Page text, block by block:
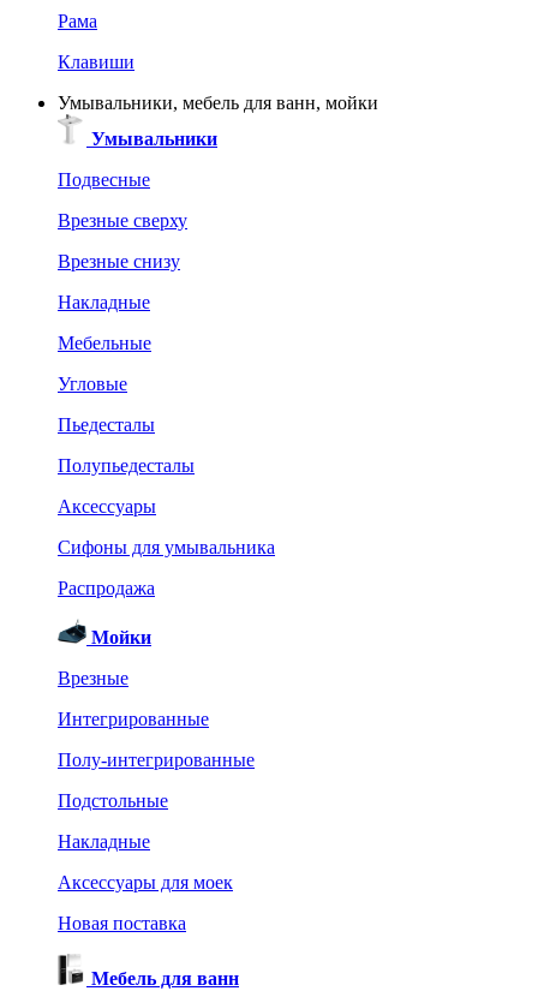
Рама
Клавиши
Умывальники, мебель для ванн, мойки
Умывальники
Подвесные
Врезные сверху
Врезные снизу
Накладные
Мебельные
Угловые
Пьедесталы
Полупьедесталы
Аксессуары
Сифоны для умывальника
Распродажа
Мойки
Врезные
Интегрированные
Полу-интегрированные
Подстольные
Накладные
Аксессуары для моек
Новая поставка
Мебель для ванн